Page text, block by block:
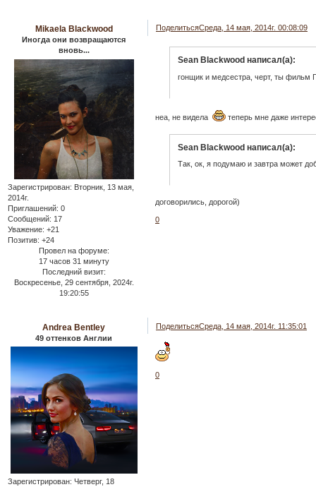
ПоделитьсяСреда, 14 мая, 2014г. 00:08:09
Mikaela Blackwood
Иногда они возвращаются
вновь...
Зарегистрирован: Вторник, 13 мая,
2014г.
Приглашений: 0
Сообщений: 17
Уважение: +21
Позитив: +24
Провел на форуме:
17 часов 31 минуту
Последний визит:
Воскресенье, 29 сентября, 2024г.
19:20:55
Sean Blackwood написал(а):
гонщик и медсестра, черт, ты фильм
неа, не видела теперь мне даже
Sean Blackwood написал(а):
Так, ок, я подумаю и завтра может
договорились, дорогой)
0
ПоделитьсяСреда, 14 мая, 2014г. 11:35:01
Andrea Bentley
49 оттенков Англии
Зарегистрирован: Четверг, 18
0